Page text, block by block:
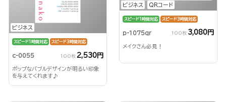
ビジネス
スピード1時間対応 スピード3時間対応
c-0055 100枚 2,530円
ポップなバブルデザインが明るい印象
を与えてくれます♪
ビジネス QRコード
スピード1時間対応 スピード3時間対応
p-1075qr 100枚 3,080円
メイクさん必見！